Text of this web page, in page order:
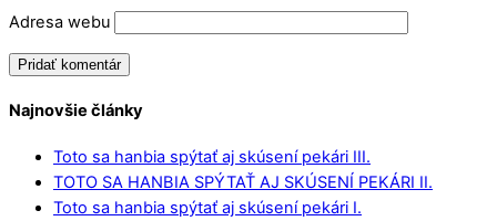
Adresa webu
Najnovšie články
Toto sa hanbia spýtať aj skúsení pekári III.
TOTO SA HANBIA SPÝTAŤ AJ SKÚSENÍ PEKÁRI II.
Toto sa hanbia spýtať aj skúsení pekári I.